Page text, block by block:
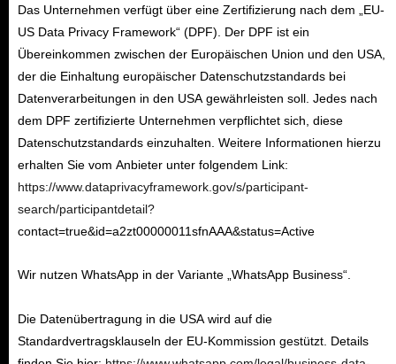
Das Unternehmen verfügt über eine Zertifizierung nach dem „EU-
US Data Privacy Framework“ (DPF). Der DPF ist ein
Übereinkommen zwischen der Europäischen Union und den USA,
der die Einhaltung europäischer Datenschutzstandards bei
Datenverarbeitungen in den USA gewährleisten soll. Jedes nach
dem DPF zertifizierte Unternehmen verpflichtet sich, diese
Datenschutzstandards einzuhalten. Weitere Informationen hierzu
erhalten Sie vom Anbieter unter folgendem Link:
https://www.dataprivacyframework.gov/s/participant-
search/participantdetail?
contact=true&id=a2zt00000011sfnAAA&status=Active
Wir nutzen WhatsApp in der Variante „WhatsApp Business“.
Die Datenübertragung in die USA wird auf die
Standardvertragsklauseln der EU-Kommission gestützt. Details